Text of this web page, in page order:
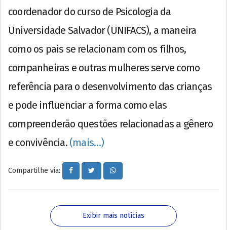
coordenador do curso de Psicologia da
Universidade Salvador (UNIFACS), a maneira
como os pais se relacionam com os filhos,
companheiras e outras mulheres serve como
referência para o desenvolvimento das crianças
e pode influenciar a forma como elas
compreenderão questões relacionadas a gênero
e convivência. (mais…)
Compartilhe via:
Exibir mais notícias